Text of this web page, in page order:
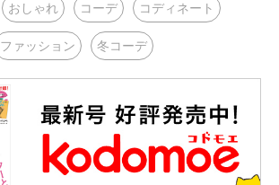
おしゃれ コーデ コディネート
ファッション 冬コーデ